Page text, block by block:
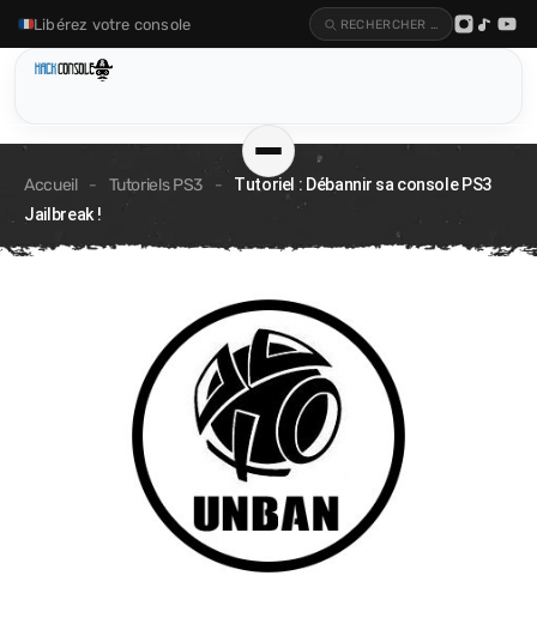
Libérez votre console RECHERCHER UN ARTICLE…
Accueil - Tutoriels PS3 -
Tutoriel : Débannir sa console PS3
Jailbreak !